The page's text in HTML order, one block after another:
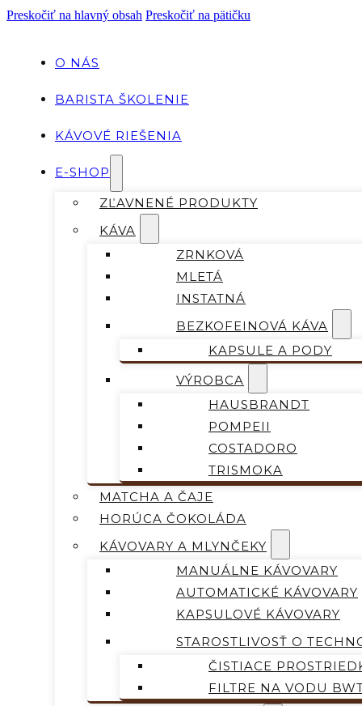
Preskočiť na hlavný obsah Preskočiť na pätičku
O NÁS
BARISTA ŠKOLENIE
KÁVOVÉ RIEŠENIA
E-SHOP
ZĽAVNENÉ PRODUKTY
KÁVA
ZRNKOVÁ
MLETÁ
INSTATNÁ
BEZKOFEINOVÁ KÁVA
KAPSULE A PODY
VÝROBCA
HAUSBRANDT
POMPEII
COSTADORO
TRISMOKA
MATCHA A ČAJE
HORÚCA ČOKOLÁDA
KÁVOVARY A MLYNČEKY
MANUÁLNE KÁVOVARY
AUTOMATICKÉ KÁVOVARY
KAPSULOVÉ KÁVOVARY
STAROSTLIVOSŤ O
ČISTIACE
FILTRE NA VODU